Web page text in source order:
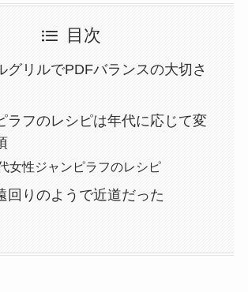
目次
グリルでPDFバランスの大切さ
ラフのレシピは年代に応じて変
女性ジャンピラフのレシピ
回りのようで近道だった